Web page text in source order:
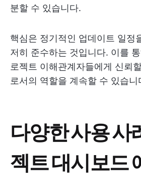
분할 수 있습니다.
핵심은 정기적인 업데이트 일정
저히 준수하는 것입니다. 이를
로젝트 이해관계자들에게 신뢰
로서의 역할을 계속할 수 있습니
다양한 사용 사
젝트 대시보드